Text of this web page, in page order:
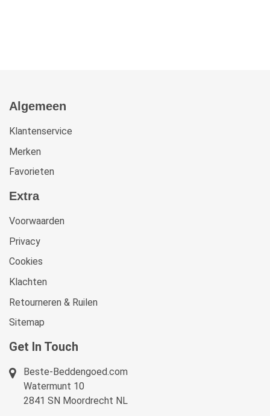
Algemeen
Klantenservice
Merken
Favorieten
Extra
Voorwaarden
Privacy
Cookies
Klachten
Retourneren & Ruilen
Sitemap
Get In Touch
Beste-Beddengoed.com
Watermunt 10
2841 SN Moordrecht NL